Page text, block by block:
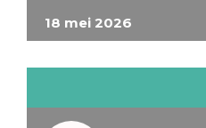
18 mei 2026